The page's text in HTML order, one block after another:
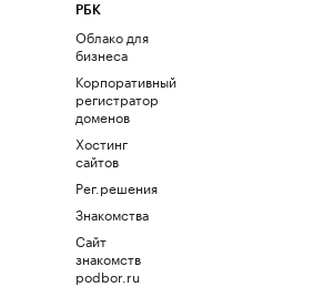
РБК
Облако для
бизнеса
Корпоративный
регистратор
доменов
Хостинг
сайтов
Рег.решения
Знакомства
Сайт
знакомств
podbor.ru